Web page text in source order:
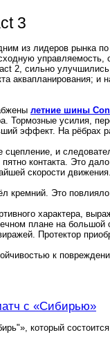
3
из лидеров рынка
2, сильно улучшились
и
летние шины
Тормозные усилия,
эффект. На рёбрах
сцепление, и
контакта. Это
скорости движения.
кремний. Это
характера,
плане на
Протектор
к
с «Сибирью»
который